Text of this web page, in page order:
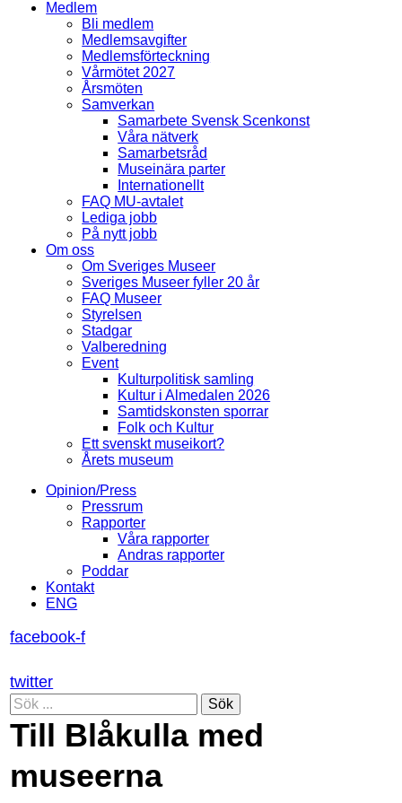
Medlem
Bli medlem
Medlemsavgifter
Medlemsförteckning
Vårmötet 2027
Årsmöten
Samverkan
Samarbete Svensk Scenkonst
Våra nätverk
Samarbetsråd
Museinära parter
Internationellt
FAQ MU-avtalet
Lediga jobb
På nytt jobb
Om oss
Om Sveriges Museer
Sveriges Museer fyller 20 år
FAQ Museer
Styrelsen
Stadgar
Valberedning
Event
Kulturpolitisk samling
Kultur i Almedalen 2026
Samtidskonsten sporrar
Folk och Kultur
Ett svenskt museikort?
Årets museum
Opinion/Press
Pressrum
Rapporter
Våra rapporter
Andras rapporter
Poddar
Kontakt
ENG
facebook-f
twitter
Sök
Till Blåkulla med
museerna